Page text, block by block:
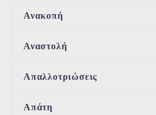
Ανακοπή
Αναστολή
Απαλλοτριώσεις
Απάτη